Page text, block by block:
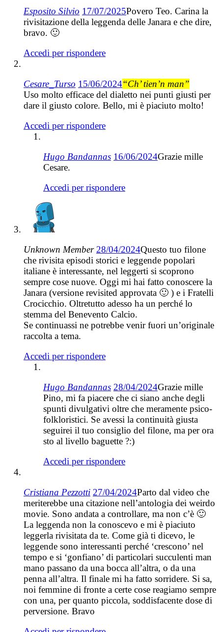
Esposito Silvio 17/07/2025Povero Teo. Carina la
rivisitazione della leggenda delle Janara e che dire,
bravo. 🙂
Accedi per rispondere
Cesare_Turso 15/06/2024“Ch’ tien’n man”
Uso molto efficace del dialetto nei punti giusti per
dare il giusto colore. Bello, mi è piaciuto molto!
Accedi per rispondere
Hugo Bandannas 16/06/2024Grazie mille
Cesare.
Accedi per rispondere
Unknown Member 28/04/2024Questo tuo filone
che rivisita episodi storici e leggende popolari
italiane è interessante, nel leggerti si scoprono
sempre cose nuove. Oggi mi hai fatto conoscere la
Janara (versione revisited approvata 🙂 ) e i Fratelli
Crocicchio. Oltretutto adesso ha un perché lo
stemma del Benevento Calcio.
Se continuassi ne potrebbe venir fuori un’originale
raccolta a tema.
Accedi per rispondere
Hugo Bandannas 28/04/2024Grazie mille
Pino, mi fa piacere che ci siano anche degli
spunti divulgativi oltre che meramente psico-
folkloristici. Se avessi la continuità giusta
seguirei il tuo consiglio del filone, ma per ora
sto al livello baguette ?:)
Accedi per rispondere
Cristiana Pezzotti 27/04/2024Parto dal video che
meriterebbe una citazione nell’antologia dei weirdo
movie. Sono andata a controllare, ma non c’è 🙂
La leggenda non la conoscevo e mi è piaciuto
leggerla rivisitata da te. Come già ti dicevo, le
leggende sono interessanti perché ‘crescono’ nel
tempo e si ‘gonfiano’ di particolari succulenti man
mano passano da una bocca all’altra, o da una
penna all’altra. Il finale mi ha fatto sorridere. Si sa,
noi femmine di fronte a certe cose reagiamo sempre
con una, per quanto piccola, soddisfacente dose di
perversione. Bravo